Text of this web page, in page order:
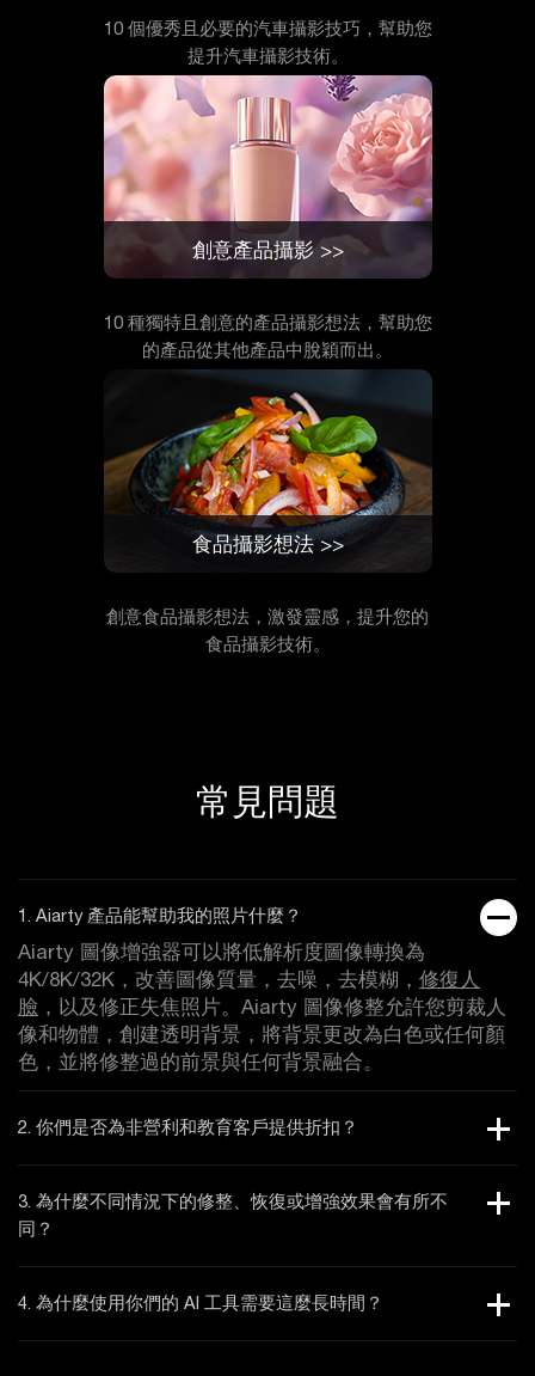
10 個優秀且必要的汽車攝影技巧，幫助您
提升汽車攝影技術。
創意產品攝影 >>
10 種獨特且創意的產品攝影想法，幫助您
的產品從其他產品中脫穎而出。
食品攝影想法 >>
創意食品攝影想法，激發靈感，提升您的
食品攝影技術。
常見問題
1. Aiarty 產品能幫助我的照片什麼？
Aiarty 圖像增強器可以將低解析度圖像轉換為
4K/8K/32K，改善圖像質量，去噪，去模糊， 修復人
臉 ，以及修正失焦照片。Aiarty 圖像修整允許您剪裁人
像和物體，創建透明背景，將背景更改為白色或任何顏
色，並將修整過的前景與任何背景融合。
2. 你們是否為非營利和教育客戶提供折扣？
3. 為什麼不同情況下的修整、恢復或增強效果會有所不
同？
4. 為什麼使用你們的 AI 工具需要這麼長時間？